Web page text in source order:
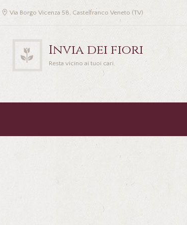
Via Borgo Vicenza 58, Castelfranco Veneto (TV)
Invia dei fiori
Resta vicino ai tuoi cari.